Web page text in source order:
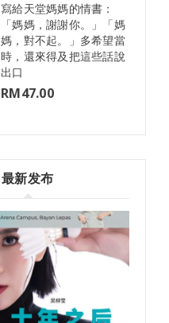
寫給天堂媽媽的情書：
「媽媽，謝謝你。」「媽
媽，對不起。」多希望當
時，還來得及把這些話說
出口
RM47.00
最新发布